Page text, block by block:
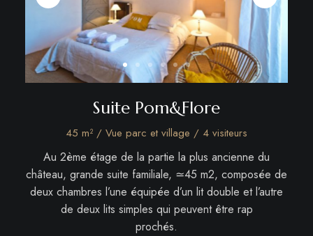
Suite Pom&Flore
45 m² / Vue parc et village / 4 visiteurs
Au 2ème étage de la partie la plus ancienne du
château, grande suite familiale, ≃45 m2, composée de
deux chambres l’une équipée d’un lit double et l’autre
de deux lits simples qui peuvent être rap
prochés.